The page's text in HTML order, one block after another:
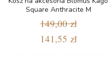
Square Anthracite M
149,00 zł
141,55 zł